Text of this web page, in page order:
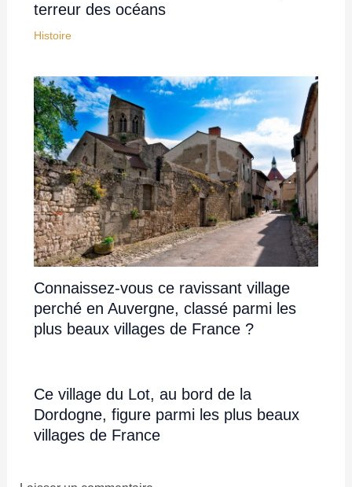
terreur des océans
Histoire
Connaissez-vous ce ravissant village
perché en Auvergne, classé parmi les
plus beaux villages de France ?
Ce village du Lot, au bord de la
Dordogne, figure parmi les plus beaux
villages de France